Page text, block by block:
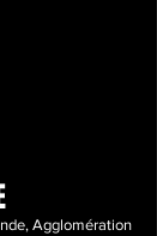
Agglomération